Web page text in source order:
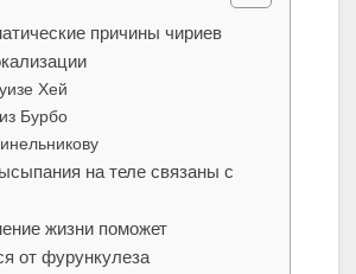
причины чириев
Хей
Бурбо
на теле связаны с
жизни поможет
от фурункулеза